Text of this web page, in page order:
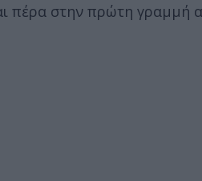
πέρα στην πρώτη γραμμή